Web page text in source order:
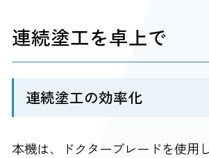
連続塗工を卓上で
連続塗工の効率化
本機は、ドクターブレードを使用